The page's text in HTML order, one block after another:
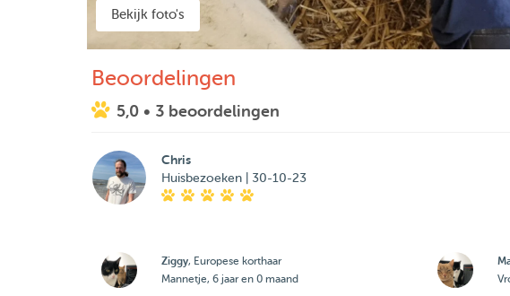
Bekijk foto's
Beoordelingen
5,0 • 3 beoordelingen
Chris
Huisbezoeken | 30-10-23
Ziggy, Europese korthaar
Mannetje, 6 jaar en 0 maand